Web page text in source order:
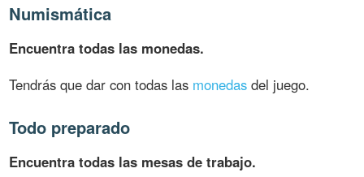
Numismática
Encuentra todas las monedas.
Tendrás que dar con todas las monedas del juego.
Todo preparado
Encuentra todas las mesas de trabajo.